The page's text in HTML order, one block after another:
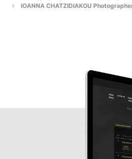
IOANNA CHATZIDIAKOU